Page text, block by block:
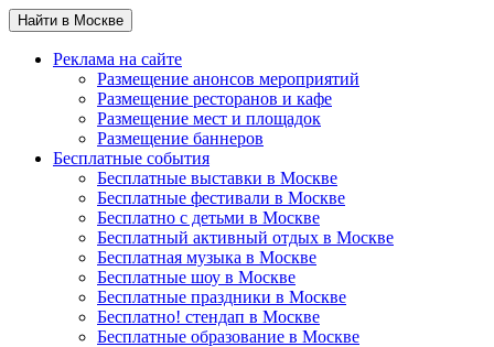
Найти в Москве
Реклама на сайте
Размещение анонсов мероприятий
Размещение ресторанов и кафе
Размещение мест и площадок
Размещение баннеров
Бесплатные события
Бесплатные выставки в Москве
Бесплатные фестивали в Москве
Бесплатно с детьми в Москве
Бесплатный активный отдых в Москве
Бесплатная музыка в Москве
Бесплатные шоу в Москве
Бесплатные праздники в Москве
Бесплатно! стендап в Москве
Бесплатные образование в Москве